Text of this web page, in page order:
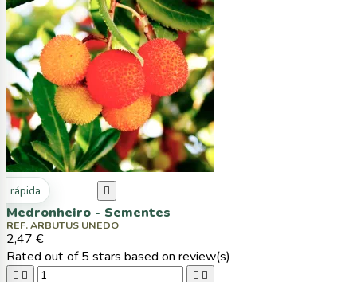
rápida 
Medronheiro - Sementes
REF. ARBUTUS UNEDO
2,47 €
Rated out of 5 stars based on review(s)
   